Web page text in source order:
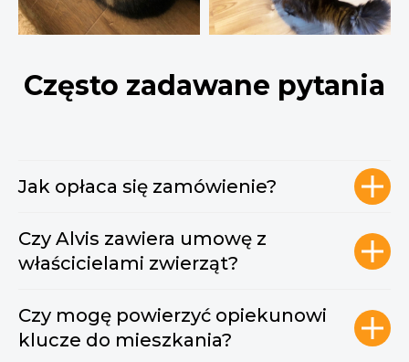
Często zadawane pytania
Jak opłaca się zamówienie?
Czy Alvis zawiera umowę z
właścicielami zwierząt?
Czy mogę powierzyć opiekunowi
klucze do mieszkania?